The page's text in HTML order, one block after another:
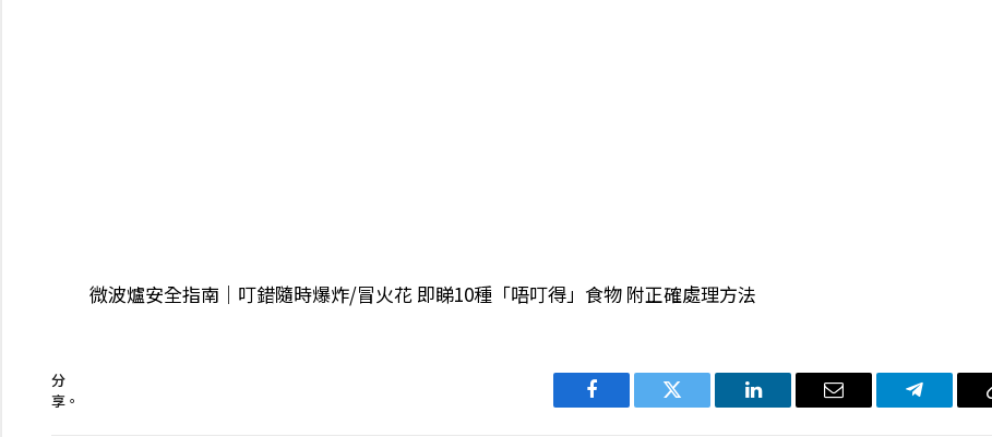
微波爐安全指南｜叮錯隨時爆炸/冒火花 即睇10種「唔叮得」食物 附正確處理方法
分
享。
Facebook Twitter LinkedIn 电
Telegram